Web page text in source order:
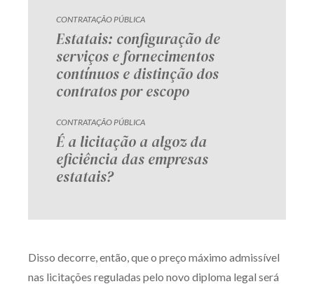
CONTRATAÇÃO PÚBLICA
Estatais: configuração de
serviços e fornecimentos
contínuos e distinção dos
contratos por escopo
CONTRATAÇÃO PÚBLICA
É a licitação a algoz da
eficiência das empresas
estatais?
Disso decorre, então, que o preço máximo admissível
nas licitações reguladas pelo novo diploma legal será